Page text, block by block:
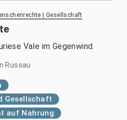
| Gesellschaft
Vale im Gegenwind.
Russau
Gesellschaft
auf Nahrung